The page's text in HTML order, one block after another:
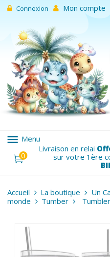
Connexion Mon compte
menu Menu
0
Livraison en relai
sur votre 1ère
Accueil La boutique Un
monde
Tumber